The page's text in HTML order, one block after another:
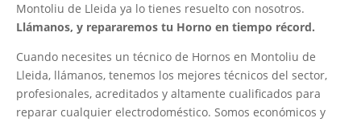
Montoliu de Lleida ya lo tienes resuelto con nosotros.
Llámanos, y repararemos tu Horno en tiempo récord.
Cuando necesites un técnico de Hornos en Montoliu de
Lleida, llámanos, tenemos los mejores técnicos del sector,
profesionales, acreditados y altamente cualificados para
reparar cualquier electrodoméstico. Somos económicos y